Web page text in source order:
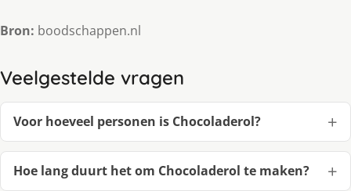
Bron: boodschappen.nl
Veelgestelde vragen
Voor hoeveel personen is Chocoladerol?
Hoe lang duurt het om Chocoladerol te maken?